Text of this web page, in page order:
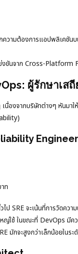
วามต้องการแอปพลิเคชัน
ขันจาก Cross-Platform
ผู้รักษาเส
เนื่องจากบริษัทต่างๆ หัน
ท
ไป SRE จะเน้นที่การวัดค
ใช้ ในขณะที่ DevOps มี
มักจะสูงกว่าเล็กน้อยใน